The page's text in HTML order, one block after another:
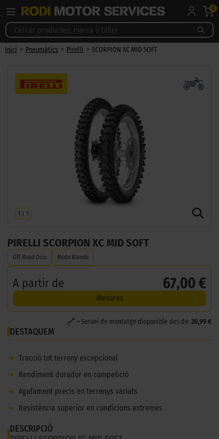
0
Inici > Pneumàtics > Pirelli > SCORPION XC MID SOFT
1 / 1
PIRELLI SCORPION XC MID SOFT
Off Road Ocio Mixto Blando
A partir de 67,00 €
Mesures
+ Servei de muntatge disponible des de: 20,99 €
DESTAQUEM
➜ Tracció tot terreny excepcional
➜
Rendiment durador en competició
➜
Agafament precís en terrenys variats
➜
Resistència superior en condicions extremes
DESCRIPCIÓ